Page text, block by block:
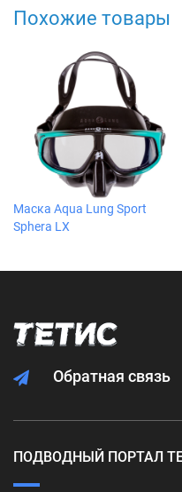
Похожие товары
Маска Aqua Lung Sport
Sphera LX
Обратная связь
ПОДВОДНЫЙ ПОРТАЛ